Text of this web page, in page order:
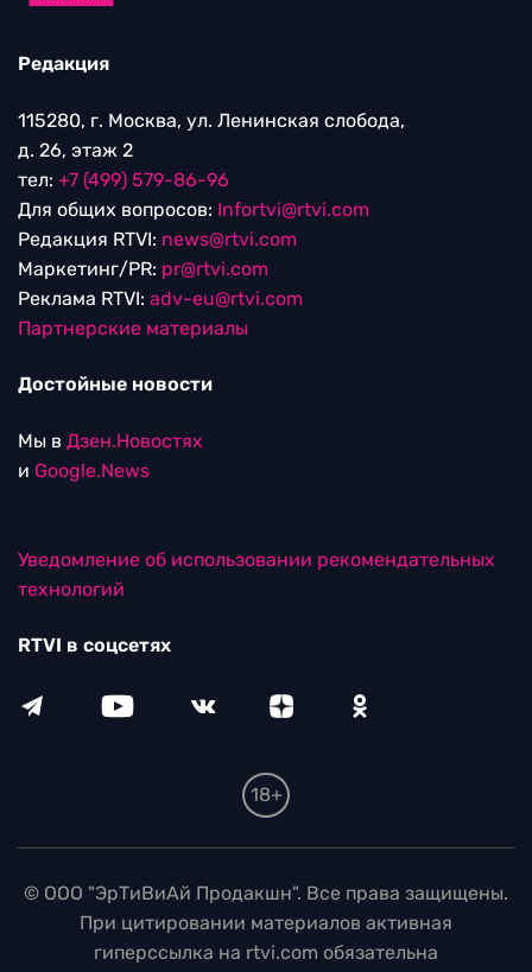
Редакция
115280, г. Москва, ул. Ленинская слобода,
д. 26, этаж 2
тел: +7 (499) 579-86-96
Для общих вопросов: Infortvi@rtvi.com
Редакция RTVI: news@rtvi.com
Маркетинг/PR: pr@rtvi.com
Реклама RTVI: adv-eu@rtvi.com
Партнерские материалы
Достойные новости
Мы в Дзен.Новостях
и Google.News
Уведомление об использовании рекомендательных
технологий
RTVI в соцсетях
18+
© ООО "ЭрТиВиАй Продакшн". Все права защищены.
При цитировании материалов активная
гиперссылка на rtvi.com обязательна